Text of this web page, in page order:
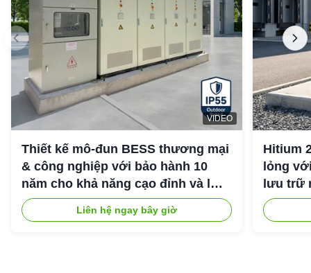
VIDEO
Thiết kế mô-đun BESS thương mại
& công nghiệp với bảo hành 10
năm cho khả năng cạo đỉnh và lưu
trữ năng lượng công nghiệp
Liên hệ ngay bây giờ
Hitium
lỏng
lưu trữ